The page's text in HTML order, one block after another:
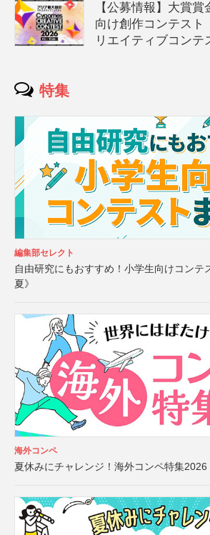
【公募情報】大賞
向け創作コンテスト
リエイティブコンテ
特集
編集部セレクト
自由研究にもおすすめ！小学生向けコンテ
夏》
海外コンペ
夏休みにチャレンジ！海外コンペ特集2026